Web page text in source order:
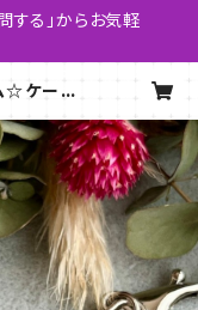
する」からお気軽
☆ケープ